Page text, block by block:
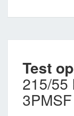
Test
215/55
3PMSF